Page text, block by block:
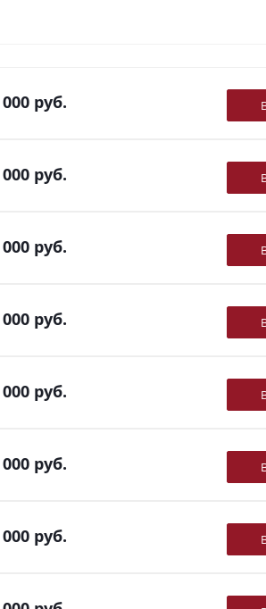
руб.
руб.
руб.
руб.
руб.
руб.
руб.